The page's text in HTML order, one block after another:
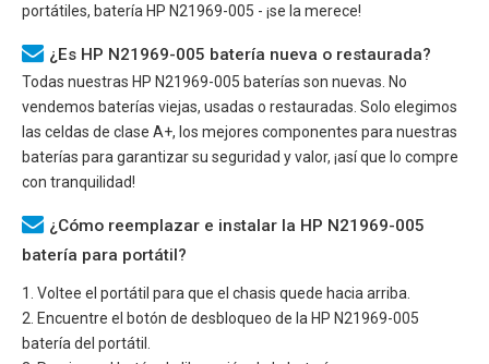
portátiles, batería HP N21969-005 - ¡se la merece!
¿Es HP N21969-005 batería nueva o restaurada?
Todas nuestras HP N21969-005 baterías son nuevas. No
vendemos baterías viejas, usadas o restauradas. Solo elegimos
las celdas de clase A+, los mejores componentes para nuestras
baterías para garantizar su seguridad y valor, ¡así que lo compre
con tranquilidad!
¿Cómo reemplazar e instalar la HP N21969-005
batería para portátil?
1. Voltee el portátil para que el chasis quede hacia arriba.
2. Encuentre el botón de desbloqueo de la HP N21969-005
batería del portátil.